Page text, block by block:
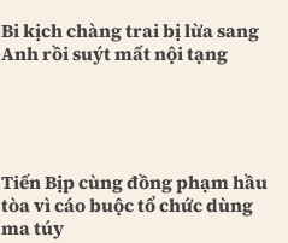
Bi kịch chàng trai bị lừa sang
Anh rồi suýt mất nội tạng
Tiến Bịp cùng đồng phạm hầu
tòa vì cáo buộc tổ chức dùng
ma túy